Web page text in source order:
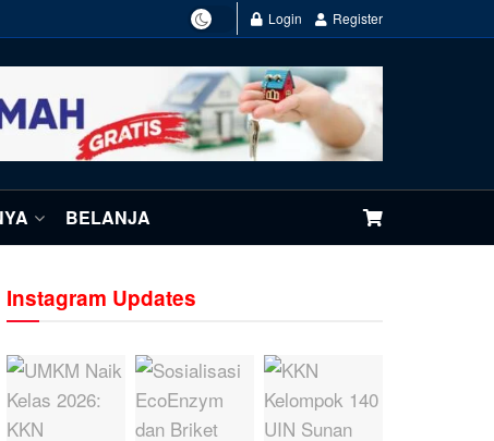
Login Register
BELANJA
Instagram Updates